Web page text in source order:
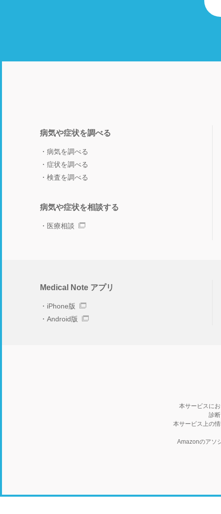
病気や症状を調べる
病気を調べる
症状を調べる
検査を調べる
病気や症状を相談する
医療相談
Medical Note アプリ
iPhone版
Android版
本サービスに
診
本サービス上の
Amazonのアソ